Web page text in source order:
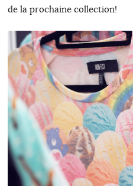
de la prochaine collection!